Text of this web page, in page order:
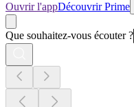
Ouvrir l'appDécouvrir Prime
Que souhaitez-vous écouter ?